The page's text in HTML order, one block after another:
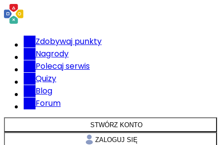
Zdobywaj punkty
Nagrody
Polecaj serwis
Quizy
Blog
Forum
STWÓRZ KONTO
ZALOGUJ SIĘ